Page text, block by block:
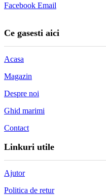
Facebook Email
Ce gasesti aici
Acasa
Magazin
Despre noi
Ghid marimi
Contact
Linkuri utile
Ajutor
Politica de retur